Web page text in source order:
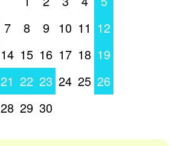
7 8 9 10 11 12
14 15 16 17 18 19
21 22 23 24 25 26
28 29 30